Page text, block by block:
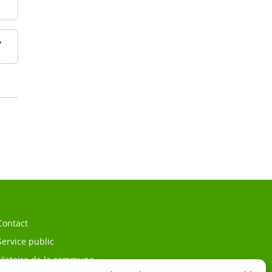
public
de la commune